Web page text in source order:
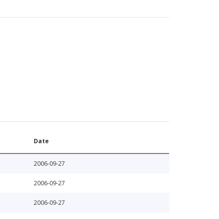
Date
2006-09-27
2006-09-27
2006-09-27